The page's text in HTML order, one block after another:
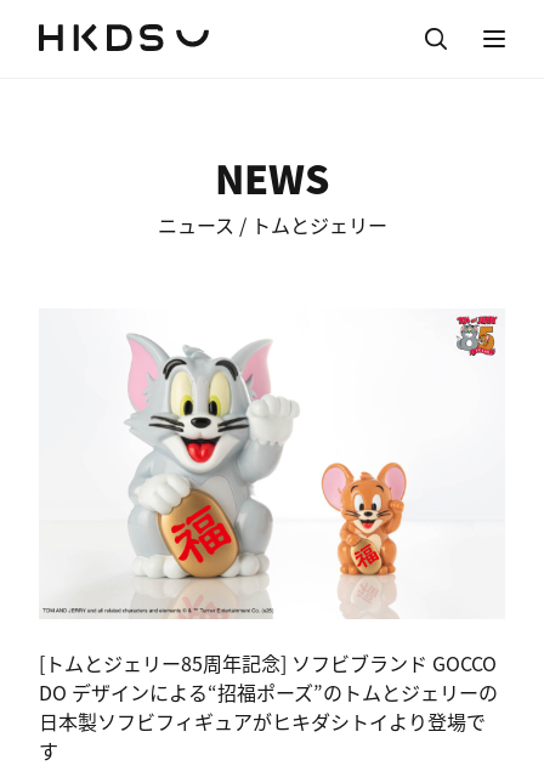
NEWS
ニュース / トムとジェリー
[トムとジェリー85周年記念] ソフビブランド GOCCO
DO デザインによる“招福ポーズ”のトムとジェリーの
日本製ソフビフィギュアがヒキダシトイより登場で
す